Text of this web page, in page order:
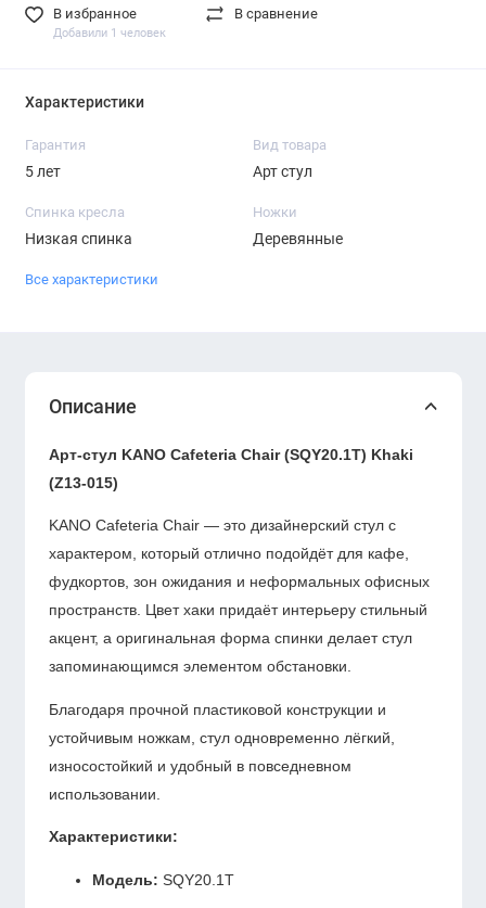
В избранное
Добавили 1 человек
В сравнение
Характеристики
Гарантия
5 лет
Вид товара
Арт стул
Спинка кресла
Низкая спинка
Ножки
Деревянные
Все характеристики
Описание
Арт-стул KANO Cafeteria Chair (SQY20.1T) Khaki
(Z13-015)
KANO Cafeteria Chair — это дизайнерский стул с
характером, который отлично подойдёт для кафе,
фудкортов, зон ожидания и неформальных офисных
пространств. Цвет хаки придаёт интерьеру стильный
акцент, а оригинальная форма спинки делает стул
запоминающимся элементом обстановки.
Благодаря прочной пластиковой конструкции и
устойчивым ножкам, стул одновременно лёгкий,
износостойкий и удобный в повседневном
использовании.
Характеристики:
Модель: SQY20.1T